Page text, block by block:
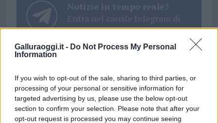
Galluraoggi.it - Do Not Process My Personal
Information
If you wish to opt-out of the sale, sharing to third parties, or
processing of your personal or sensitive information for
targeted advertising by us, please use the below opt-out
section to confirm your selection. Please note that after your
opt-out request is processed you may continue seeing
Notizie in tempo reale?
Entra nel canale telegram di
GalluraOggi.it
Inviaci le tue segnalazioni,
i tuoi video e le tue foto
Su WhatsApp al numero +39
345 356 7512